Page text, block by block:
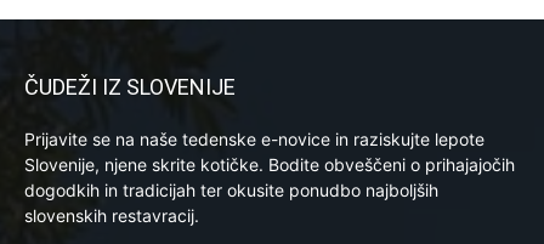
ČUDEŽI IZ SLOVENIJE
Prijavite se na naše tedenske e-novice in raziskujte lepote
Slovenije, njene skrite kotičke. Bodite obveščeni o prihajajočih
dogodkih in tradicijah ter okusite ponudbo najboljših
slovenskih restavracij.